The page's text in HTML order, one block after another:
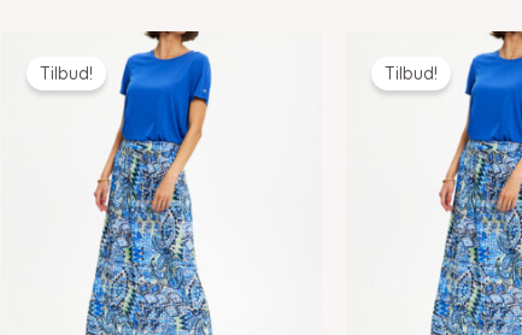
kr. 499,00.kr. 149,70.
kr.
Tilbud! Tilbud!